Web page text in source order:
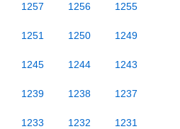
1257 1256 1255
1251 1250 1249
1245 1244 1243
1239 1238 1237
1233 1232 1231